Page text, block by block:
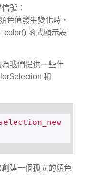
號：
色值發生變化時，
函式顯示設
我們提供一些什
和
建一個孤立的顏色